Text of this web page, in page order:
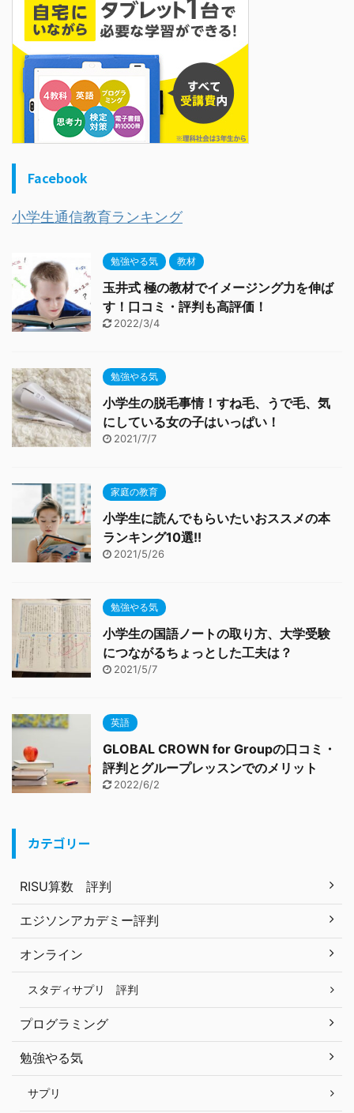
Facebook
小学生通信教育ランキング
勉強やる気 教材
玉井式 極の教材でイメージング力を伸ば
す！口コミ・評判も高評価！
2022/3/4
勉強やる気
小学生の脱毛事情！すね毛、うで毛、気
にしている女の子はいっぱい！
2021/7/7
家庭の教育
小学生に読んでもらいたいおススメの本
ランキング10選!!
2021/5/26
勉強やる気
小学生の国語ノートの取り方、大学受験
につながるちょっとした工夫は？
2021/5/7
英語
GLOBAL CROWN for Groupの口コミ・
評判とグループレッスンでのメリット
2022/6/2
カテゴリー
RISU算数 評判
エジソンアカデミー評判
オンライン
スタディサプリ 評判
プログラミング
勉強やる気
サプリ